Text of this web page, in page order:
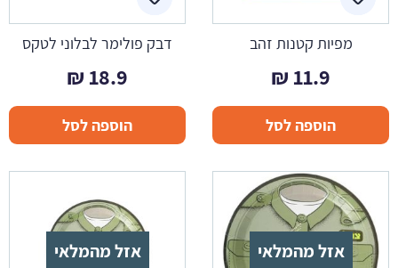
מפיות קטנות זהב
11.9
₪
הוספה לסל
דבק פולימר לבלוני לטקס
18.9
₪
הוספה לסל
אזל מהמלאי אזל מהמלאי